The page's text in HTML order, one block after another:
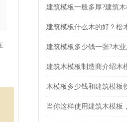
建筑模板一般多厚?建筑
建筑模板多少钱一张?木
建筑木模板制造商介绍木
木模板多少钱和建筑模板